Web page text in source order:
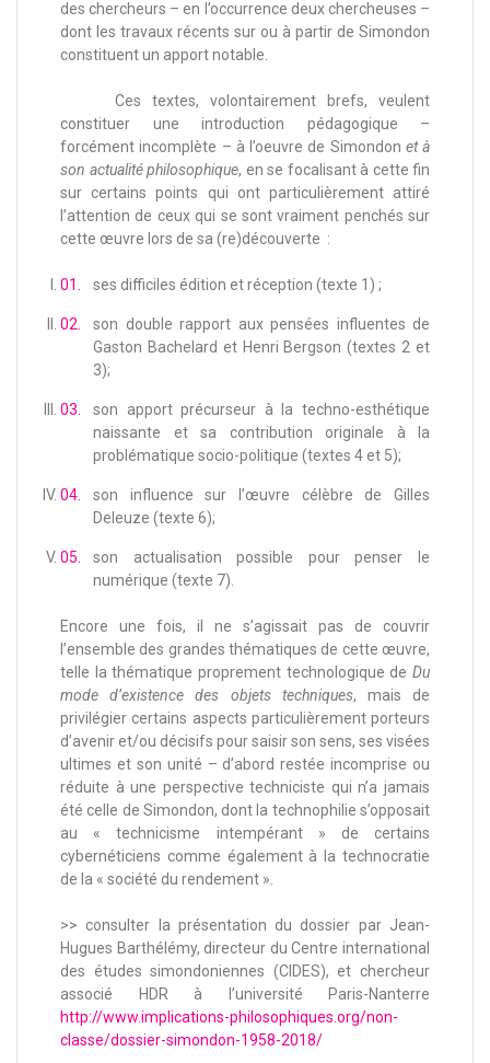
des chercheurs – en l’occurrence deux chercheuses –
dont les travaux récents sur ou à partir de Simondon
constituent un apport notable.
Ces textes, volontairement brefs, veulent
constituer une introduction pédagogique –
forcément incomplète – à l’oeuvre de Simondon et à
son actualité philosophique, en se focalisant à cette fin
sur certains points qui ont particulièrement attiré
l’attention de ceux qui se sont vraiment penchés sur
cette œuvre lors de sa (re)découverte :
ses difficiles édition et réception (texte 1) ;
son double rapport aux pensées influentes de
Gaston Bachelard et Henri Bergson (textes 2 et
3);
son apport précurseur à la techno-esthétique
naissante et sa contribution originale à la
problématique socio-politique (textes 4 et 5);
son influence sur l’œuvre célèbre de Gilles
Deleuze (texte 6);
son actualisation possible pour penser le
numérique (texte 7).
Encore une fois, il ne s’agissait pas de couvrir
l’ensemble des grandes thématiques de cette œuvre,
telle la thématique proprement technologique de Du
mode d’existence des objets techniques, mais de
privilégier certains aspects particulièrement porteurs
d’avenir et/ou décisifs pour saisir son sens, ses visées
ultimes et son unité – d’abord restée incomprise ou
réduite à une perspective techniciste qui n’a jamais
été celle de Simondon, dont la technophilie s’opposait
au « technicisme intempérant » de certains
cybernéticiens comme également à la technocratie
de la « société du rendement ».
>> consulter la présentation du dossier par Jean-
Hugues Barthélémy, directeur du Centre international
des études simondoniennes (CIDES), et chercheur
associé HDR à l’université Paris-Nanterre
http://www.implications-philosophiques.org/non-
classe/dossier-simondon-1958-2018/